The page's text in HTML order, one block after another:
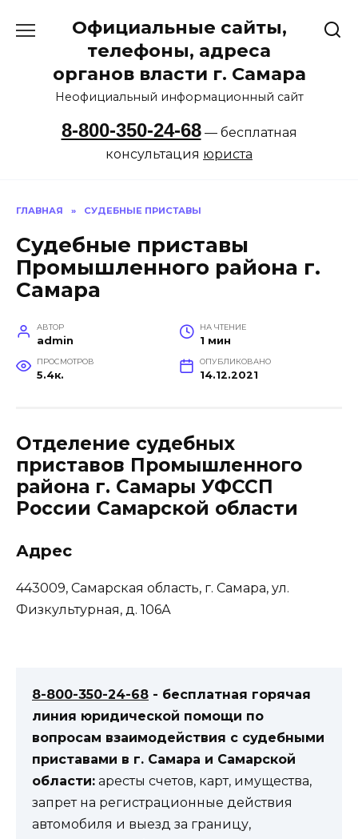
Официальные сайты,
телефоны, адреса
органов власти г. Самара
Неофициальный информационный сайт
8-800-350-24-68— бесплатная
консультация юриста
ГЛАВНАЯ » СУДЕБНЫЕ ПРИСТАВЫ
Судебные приставы
Промышленного района г.
Самара
АВТОР
admin
НА ЧТЕНИЕ
1 мин
ПРОСМОТРОВ
5.4к.
ОПУБЛИКОВАНО
14.12.2021
Отделение судебных
приставов Промышленного
района г. Самары УФССП
России Самарской области
Адрес
443009, Самарская область, г. Самара, ул.
Физкультурная, д. 106А
8-800-350-24-68 - бесплатная горячая
линия юридической помощи по
вопросам взаимодействия с судебными
приставами в г. Самара и Самарской
области: аресты счетов, карт, имущества,
запрет на регистрационные действия
автомобиля и выезд за границу,